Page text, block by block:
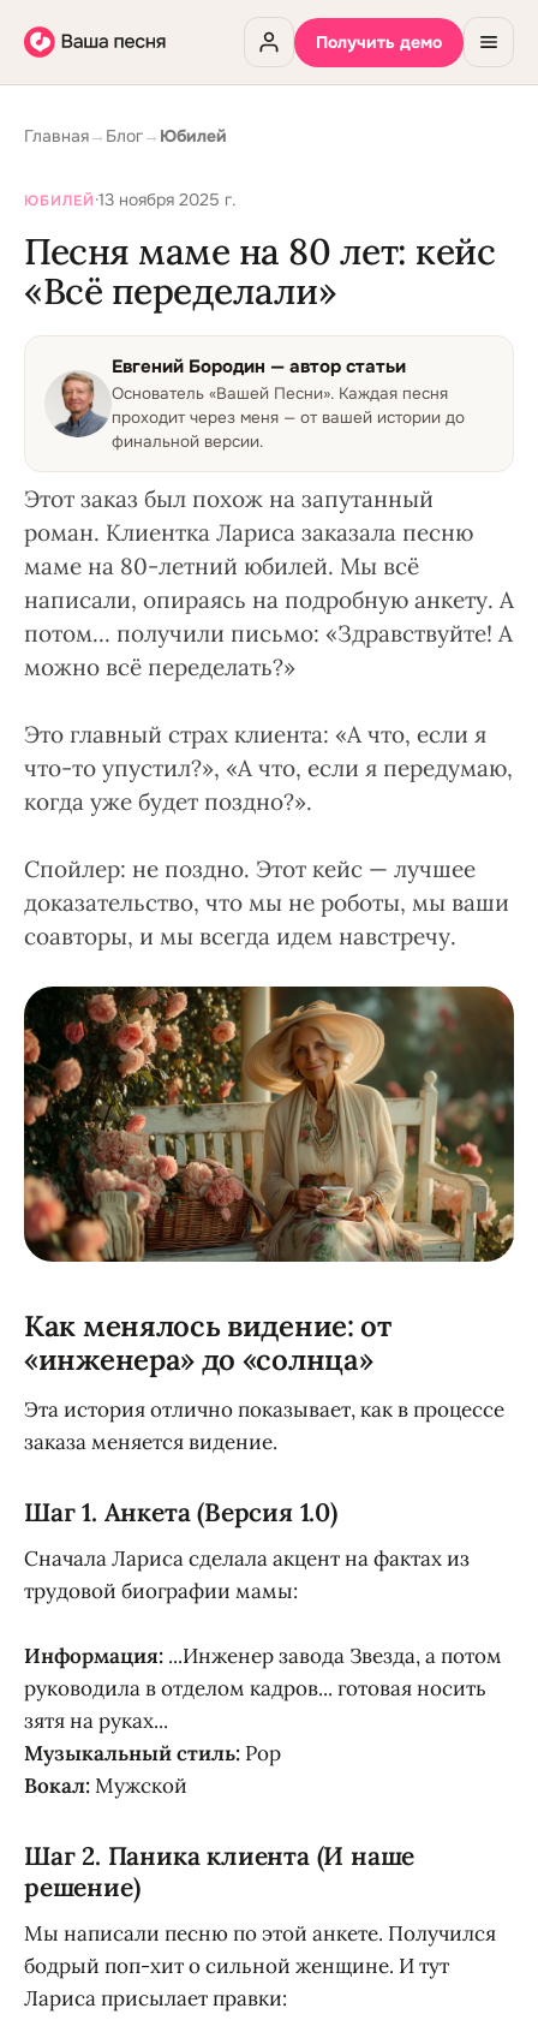
Получить демо
Главная→ Блог→ Юбилей
ЮБИЛЕЙ·13 ноября 2025 г.
Песня маме на 80 лет: кейс
«Всё переделали»
Евгений Бородин — автор статьи
Основатель «Вашей Песни». Каждая песня
проходит через меня — от вашей истории до
финальной версии.
Этот заказ был похож на запутанный
роман. Клиентка Лариса заказала песню
маме на 80-летний юбилей. Мы всё
написали, опираясь на подробную анкету. А
потом... получили письмо: «Здравствуйте! А
можно всё переделать?»
Это главный страх клиента: «А что, если я
что-то упустил?», «А что, если я передумаю,
когда уже будет поздно?».
Спойлер: не поздно. Этот кейс — лучшее
доказательство, что мы не роботы, мы ваши
соавторы, и мы всегда идем навстречу.
Как менялось видение: от
«инженера» до «солнца»
Эта история отлично показывает, как в процессе
заказа меняется видение.
Шаг 1. Анкета (Версия 1.0)
Сначала Лариса сделала акцент на фактах из
трудовой биографии мамы:
Информация: ...Инженер завода Звезда, а потом
руководила в отделом кадров... готовая носить
зятя на руках...
Музыкальный стиль: Pop
Вокал:Мужской
Шаг 2. Паника клиента (И наше
решение)
Мы написали песню по этой анкете. Получился
бодрый поп-хит о сильной женщине. И тут
Лариса присылает правки: